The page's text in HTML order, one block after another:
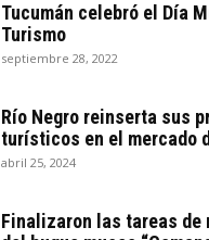
Tucumán celebró el Día
Turismo
septiembre 28, 2022
Río Negro reinserta sus
turísticos en el mercado
abril 25, 2024
Finalizaron las tareas de